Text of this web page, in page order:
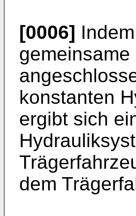
[0006]
konstanten
ergibt sich
dem